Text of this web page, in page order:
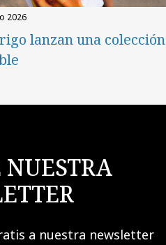
2026
lanzan una colección
NUESTRA
a nuestra newsletter